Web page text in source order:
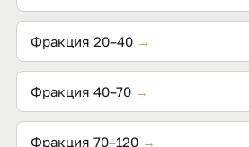
Фракция 20–40 →
Фракция 40–70 →
Фракция 70–120 →